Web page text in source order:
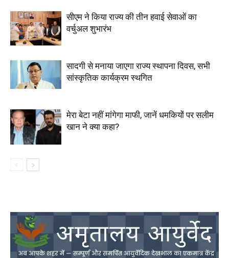
सीएम ने किया राज्य की तीन हवाई सेवाओं का
वर्चुअल शुभारंभ
सादगी से मनाया जाएगा राज्य स्थापना दिवस, सभी
सांस्कृतिक कार्यक्रम स्थगित
मेरा बेटा नहीं मांगेगा माफी, जानें धमकियों पर सलीम
खान ने क्या कहा?